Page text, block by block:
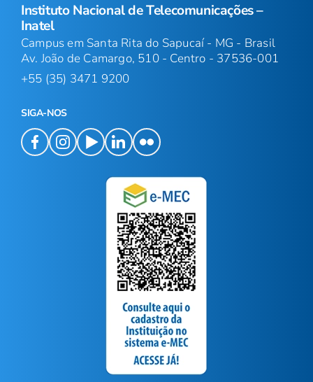
Instituto Nacional de Telecomunicações –
Inatel
Campus em Santa Rita do Sapucaí - MG - Brasil
Av. João de Camargo, 510 - Centro - 37536-001
+55 (35) 3471 9200
SIGA-NOS